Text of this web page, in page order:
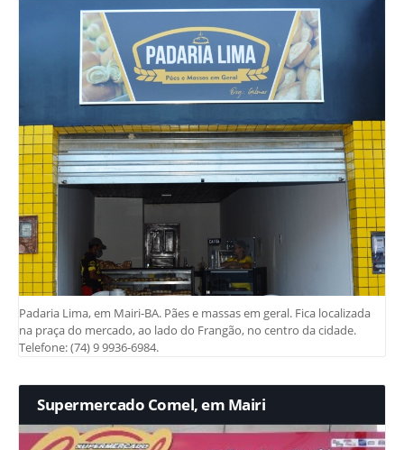
Padaria Lima, em Mairi-BA. Pães e massas em geral. Fica localizada
na praça do mercado, ao lado do Frangão, no centro da cidade.
Telefone: (74) 9 9936-6984.
Supermercado Comel, em Mairi